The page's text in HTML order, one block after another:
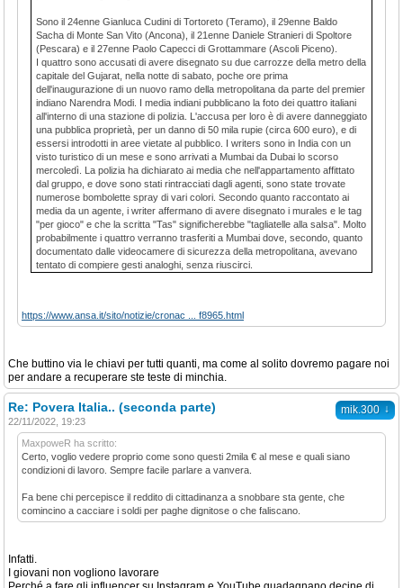
Sono il 24enne Gianluca Cudini di Tortoreto (Teramo), il 29enne Baldo
Sacha di Monte San Vito (Ancona), il 21enne Daniele Stranieri di Spoltore
(Pescara) e il 27enne Paolo Capecci di Grottammare (Ascoli Piceno).
I quattro sono accusati di avere disegnato su due carrozze della metro della
capitale del Gujarat, nella notte di sabato, poche ore prima
dell'inaugurazione di un nuovo ramo della metropolitana da parte del premier
indiano Narendra Modi. I media indiani pubblicano la foto dei quattro italiani
all'interno di una stazione di polizia. L'accusa per loro è di avere danneggiato
una pubblica proprietà, per un danno di 50 mila rupie (circa 600 euro), e di
essersi introdotti in aree vietate al pubblico. I writers sono in India con un
visto turistico di un mese e sono arrivati a Mumbai da Dubai lo scorso
mercoledì. La polizia ha dichiarato ai media che nell'appartamento affittato
dal gruppo, e dove sono stati rintracciati dagli agenti, sono state trovate
numerose bombolette spray di vari colori. Secondo quanto raccontato ai
media da un agente, i writer affermano di avere disegnato i murales e le tag
"per gioco" e che la scritta "Tas" significherebbe "tagliatelle alla salsa". Molto
probabilmente i quattro verranno trasferiti a Mumbai dove, secondo, quanto
documentato dalle videocamere di sicurezza della metropolitana, avevano
tentato di compiere gesti analoghi, senza riuscirci.
https://www.ansa.it/sito/notizie/cronac ... f8965.html
Che buttino via le chiavi per tutti quanti, ma come al solito dovremo pagare noi
per andare a recuperare ste teste di minchia.
mik.300 ↓
Re: Povera Italia.. (seconda parte)
22/11/2022, 19:23
MaxpoweR ha scritto:
Certo, voglio vedere proprio come sono questi 2mila € al mese e quali siano
condizioni di lavoro. Sempre facile parlare a vanvera.
Fa bene chi percepisce il reddito di cittadinanza a snobbare sta gente, che
comincino a cacciare i soldi per paghe dignitose o che faliscano.
Infatti.
I giovani non vogliono lavorare